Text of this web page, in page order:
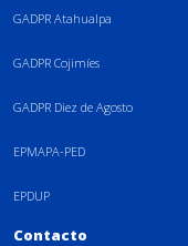
GADPR Atahualpa
GADPR Cojimíes
GADPR Diez de Agosto
EPMAPA-PED
EPDUP
Contacto